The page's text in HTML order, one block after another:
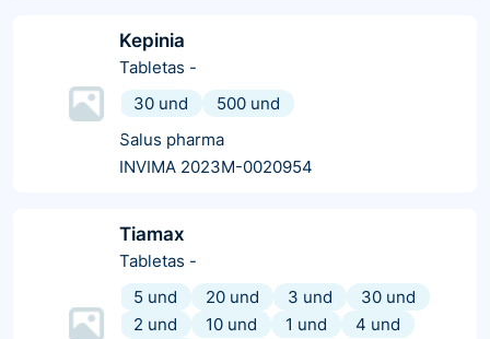
Kepinia
Tabletas -
30 und
500 und
Salus pharma
INVIMA 2023M-0020954
Tiamax
Tabletas -
5 und
20 und 3 und
30 und
2 und
10 und 1 und
4 und